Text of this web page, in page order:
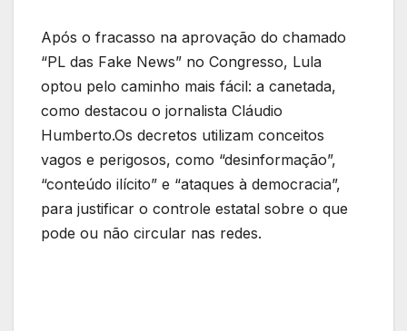
Após o fracasso na aprovação do chamado
“PL das Fake News” no Congresso, Lula
optou pelo caminho mais fácil: a canetada,
como destacou o jornalista Cláudio
Humberto.Os decretos utilizam conceitos
vagos e perigosos, como “desinformação”,
“conteúdo ilícito” e “ataques à democracia”,
para justificar o controle estatal sobre o que
pode ou não circular nas redes.